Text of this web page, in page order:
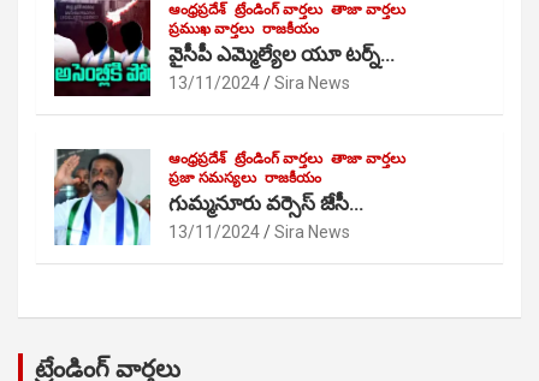
ఆంధ్రప్రదేశ్ ట్రేండింగ్ వార్తలు తాజా వార్తలు
ప్రముఖ వార్తలు రాజకీయం
వైసీపీ ఎమ్మెల్యేల యూ టర్న్…
13/11/2024 Sira News
ఆంధ్రప్రదేశ్ ట్రేండింగ్ వార్తలు తాజా వార్తలు
ప్రజా సమస్యలు రాజకీయం
గుమ్మనూరు వర్సెస్ జేసీ…
13/11/2024 Sira News
ట్రేండింగ్ వార్తలు